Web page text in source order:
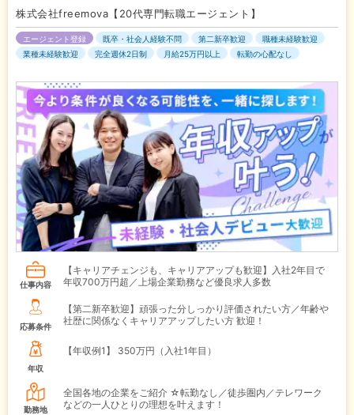
株式会社freemova【20代専門転職エージェント】
エージェント登録 既卒・社会人経験不問 第二新卒歓迎
職種未経験歓迎
業種未経験歓迎
完全週休2日制 月給25万円以上 転勤の心配なし
仕事内容
【キャリアチェンジも、キャリアアップも歓迎】入社2年目で
年収700万円超／上場企業勤務など優良求人多数
応募条件
【第二新卒歓迎】頑張った分しっかり評価されたい方／年齢や
社歴に関係なくキャリアアップしたい方 歓迎！
年収
【年収例1】 350万円（入社1年目）
勤務地
全国各地の企業をご紹介 ☆転勤なし／徒歩圏内／テレワーク
などの一人ひとりの理想を叶えます！